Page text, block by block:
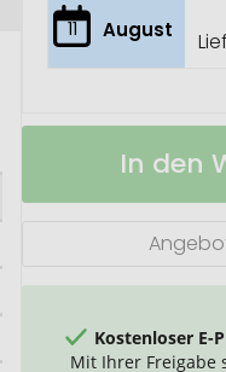
11 August
Kühlrucksack
Auf
In den
Kostenloser E-
Mit Ihrer Freigabe